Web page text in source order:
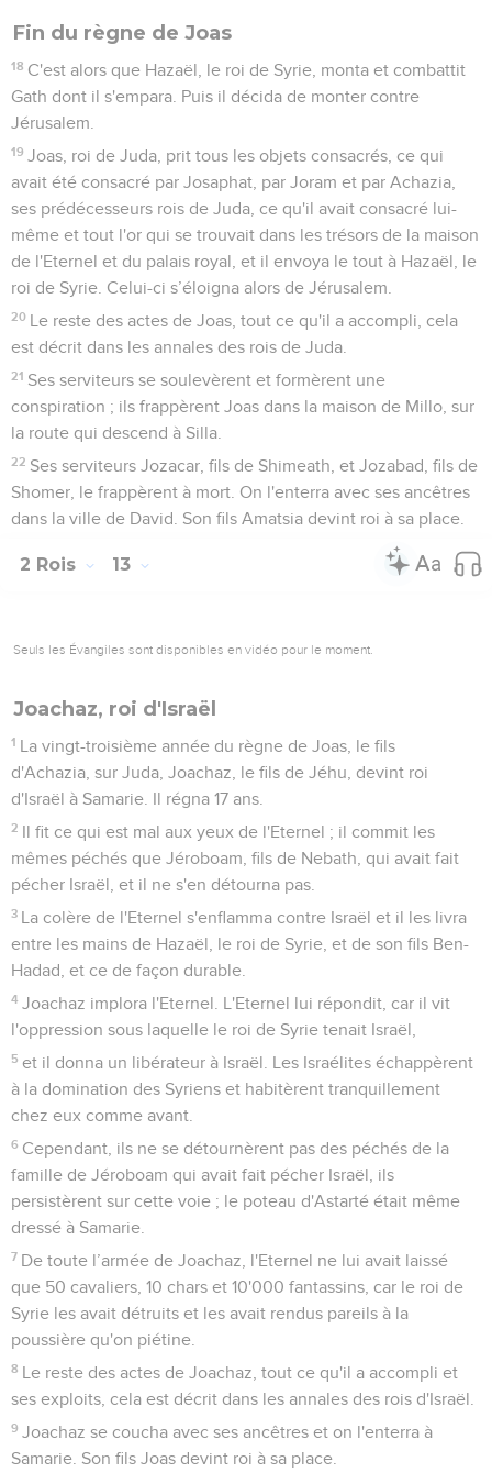
Fin du règne de Joas
18 C'est alors que Hazaël, le roi de Syrie, monta et combattit
Gath dont il s'empara. Puis il décida de monter contre
Jérusalem.
19 Joas, roi de Juda, prit tous les objets consacrés, ce qui
avait été consacré par Josaphat, par Joram et par Achazia,
ses prédécesseurs rois de Juda, ce qu'il avait consacré lui-
même et tout l'or qui se trouvait dans les trésors de la maison
de l'Eternel et du palais royal, et il envoya le tout à Hazaël, le
roi de Syrie. Celui-ci s’éloigna alors de Jérusalem.
20 Le reste des actes de Joas, tout ce qu'il a accompli, cela
est décrit dans les annales des rois de Juda.
21 Ses serviteurs se soulevèrent et formèrent une
conspiration ; ils frappèrent Joas dans la maison de Millo, sur
la route qui descend à Silla.
22 Ses serviteurs Jozacar, fils de Shimeath, et Jozabad, fils de
Shomer, le frappèrent à mort. On l'enterra avec ses ancêtres
dans la ville de David. Son fils Amatsia devint roi à sa place.
2 Rois 13
Seuls les Évangiles sont disponibles en vidéo pour le moment.
Joachaz, roi d'Israël
1 La vingt-troisième année du règne de Joas, le fils
d'Achazia, sur Juda, Joachaz, le fils de Jéhu, devint roi
d'Israël à Samarie. Il régna 17 ans.
2 Il fit ce qui est mal aux yeux de l'Eternel ; il commit les
mêmes péchés que Jéroboam, fils de Nebath, qui avait fait
pécher Israël, et il ne s'en détourna pas.
3 La colère de l'Eternel s'enflamma contre Israël et il les livra
entre les mains de Hazaël, le roi de Syrie, et de son fils Ben-
Hadad, et ce de façon durable.
4 Joachaz implora l'Eternel. L'Eternel lui répondit, car il vit
l'oppression sous laquelle le roi de Syrie tenait Israël,
5 et il donna un libérateur à Israël. Les Israélites échappèrent
à la domination des Syriens et habitèrent tranquillement
chez eux comme avant.
6 Cependant, ils ne se détournèrent pas des péchés de la
famille de Jéroboam qui avait fait pécher Israël, ils
persistèrent sur cette voie ; le poteau d'Astarté était même
dressé à Samarie.
7 De toute l’armée de Joachaz, l'Eternel ne lui avait laissé
que 50 cavaliers, 10 chars et 10'000 fantassins, car le roi de
Syrie les avait détruits et les avait rendus pareils à la
poussière qu'on piétine.
8 Le reste des actes de Joachaz, tout ce qu'il a accompli et
ses exploits, cela est décrit dans les annales des rois d'Israël.
9 Joachaz se coucha avec ses ancêtres et on l'enterra à
Samarie. Son fils Joas devint roi à sa place.